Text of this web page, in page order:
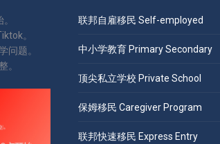
。
问题。
。
联邦自雇移民 Self-employed
中小学教育 Primary Secondary
顶尖私立学校 Private School
保姆移民 Caregiver Program
联邦快速移民 Express Entry